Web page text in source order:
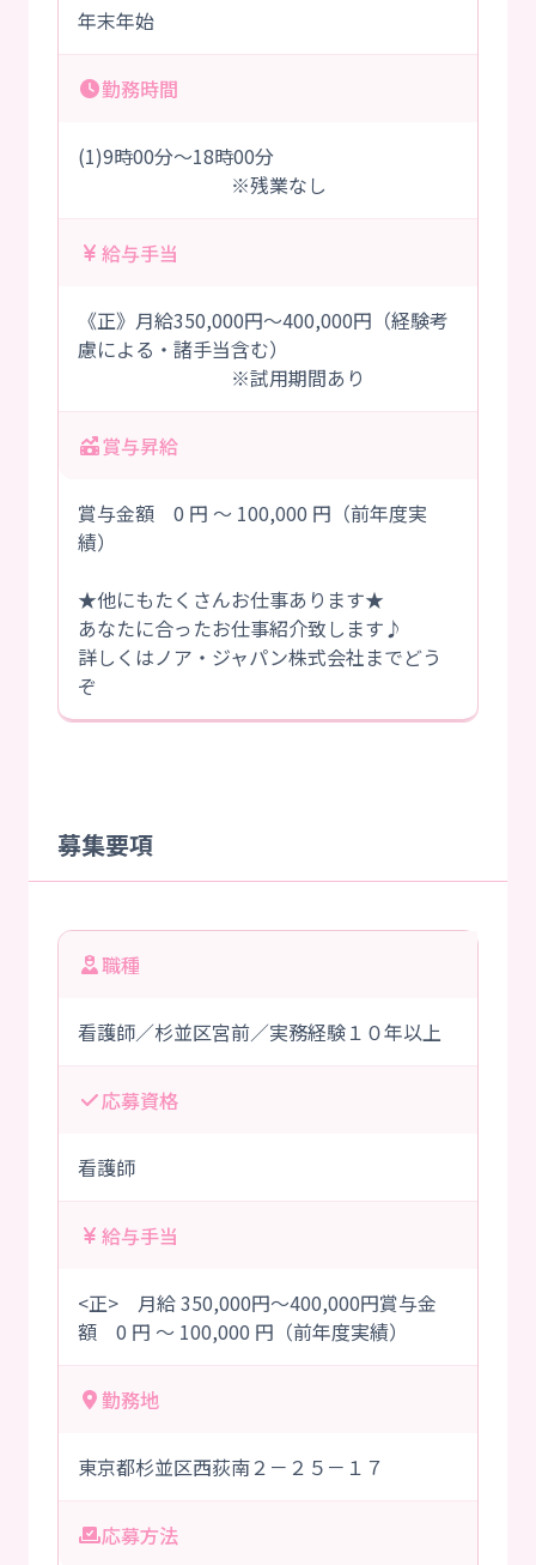
年末年始
勤務時間
(1)9時00分～18時00分
※残業なし
給与手当
《正》月給350,000円～400,000円（経験考
慮による・諸手当含む）
※試用期間あり
賞与昇給
賞与金額 0 円 ～ 100,000 円（前年度実
績）
★他にもたくさんお仕事あります★
あなたに合ったお仕事紹介致します♪
詳しくはノア・ジャパン株式会社までどう
ぞ
募集要項
職種
看護師／杉並区宮前／実務経験１０年以上
応募資格
看護師
給与手当
<正> 月給 350,000円～400,000円賞与金
額 0 円 ～ 100,000 円（前年度実績）
勤務地
東京都杉並区西荻南２－２５－１７
応募方法